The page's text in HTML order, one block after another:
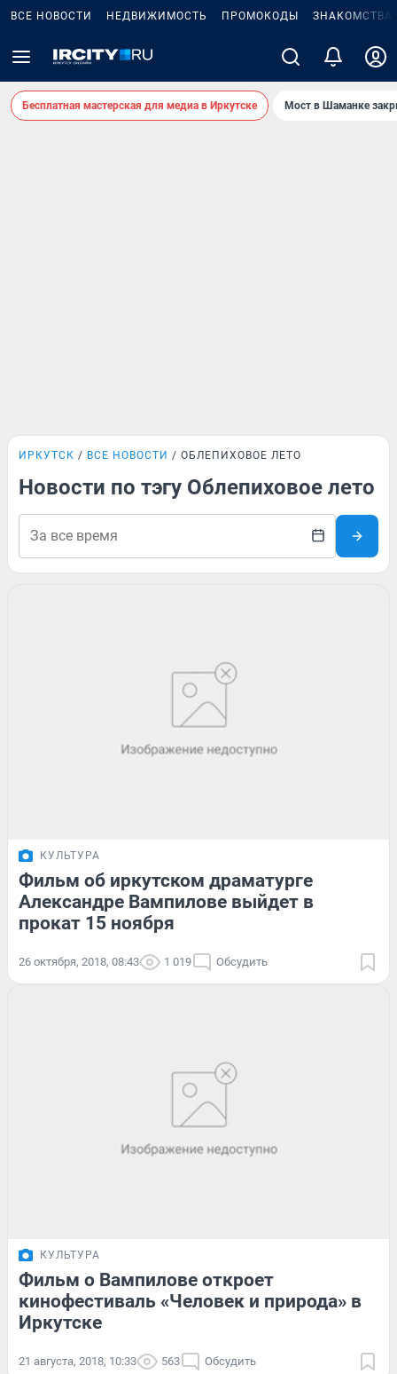
ВСЕ НОВОСТИ НЕДВИЖИМОСТЬ ПРОМОКОДЫ ЗНАКОМСТВА
Бесплатная мастерская для медиа в Иркутске Мост в Шаманке
ИРКУТСК ВСЕ НОВОСТИ ОБЛЕПИХОВОЕ ЛЕТО
Новости по тэгу Облепиховое лето
КУЛЬТУРА
Фильм об иркутском драматурге
Александре Вампилове выйдет в
прокат 15 ноября
26 октября, 2018, 08:43 1 019 Обсудить
КУЛЬТУРА
Фильм о Вампилове откроет
кинофестиваль «Человек и природа» в
Иркутске
21 августа, 2018, 10:33 563 Обсудить